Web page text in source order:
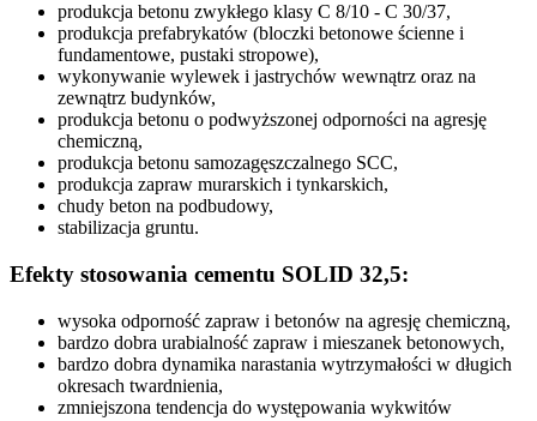
produkcja betonu zwykłego klasy C 8/10 - C 30/37,
produkcja prefabrykatów (bloczki betonowe ścienne i
fundamentowe, pustaki stropowe),
wykonywanie wylewek i jastrychów wewnątrz oraz na
zewnątrz budynków,
produkcja betonu o podwyższonej odporności na agresję
chemiczną,
produkcja betonu samozagęszczalnego SCC,
produkcja zapraw murarskich i tynkarskich,
chudy beton na podbudowy,
stabilizacja gruntu.
Efekty stosowania cementu SOLID 32,5:
wysoka odporność zapraw i betonów na agresję chemiczną,
bardzo dobra urabialność zapraw i mieszanek betonowych,
bardzo dobra dynamika narastania wytrzymałości w długich
okresach twardnienia,
zmniejszona tendencja do występowania wykwitów